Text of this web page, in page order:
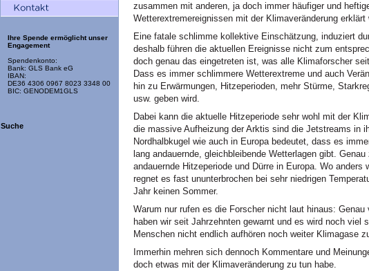
Ihre Spende ermöglicht unser
Engagement
Spendenkonto:
Bank: GLS Bank eG
IBAN:
DE36 4306 0967 8023 3348 00
BIC: GENODEM1GLS
Suche
zusammen mit anderen, ja doch immer häufiger und
Wetterextremereignissen mit der Klimaveränderung erklärt
Eine fatale schlimme kollektive Einschätzung, induziert
deshalb führen die aktuellen Ereignisse nicht zum
doch genau das eingetreten ist, was alle Klimaforscher
Dass es immer schlimmere Wetterextreme und auch
hin zu Erwärmungen, Hitzeperioden, mehr Stürme,
usw. geben wird.
Dabei kann die aktuelle Hitzeperiode sehr wohl mit der
die massive Aufheizung der Arktis sind die Jetstreams in
Nordhalbkugel wie auch in Europa bedeutet, dass es
lang andauernde, gleichbleibende Wetterlagen gibt.
andauernde Hitzeperiode und Dürre in Europa. Wo
regnet es fast ununterbrochen bei sehr niedrigen
Jahr keinen Sommer.
Warum nur rufen es die Forscher nicht laut hinaus: Genau
haben wir seit Jahrzehnten gewarnt und es wird noch viel
Menschen nicht endlich aufhören noch weiter Klimagase
Immerhin mehren sich dennoch Kommentare und
doch etwas mit der Klimaveränderung zu tun habe.